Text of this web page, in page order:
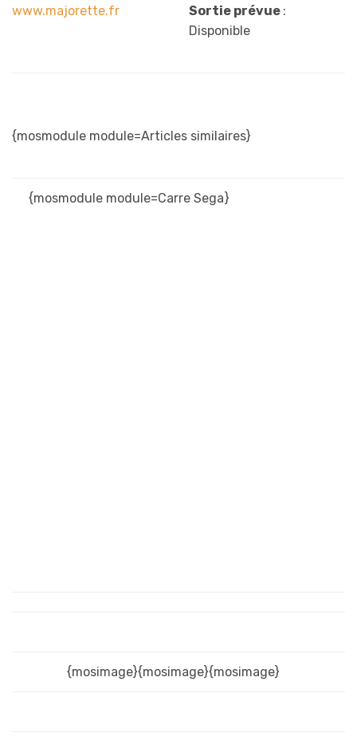
www.majorette.fr
Sortie prévue :
Disponible
{mosmodule module=Articles similaires}
{mosmodule module=Carre Sega}
{mosimage}{mosimage}{mosimage}